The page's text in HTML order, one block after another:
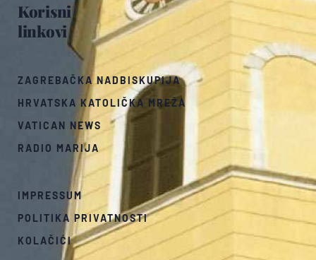
Korisni
linkovi
ZAGREBAČKA NADBISKUPIJA
HRVATSKA KATOLIČKA MREŽA
VATICAN NEWS
RADIO MARIJA
IMPRESSUM
POLITIKA PRIVATNOSTI
KOLAČIĆI